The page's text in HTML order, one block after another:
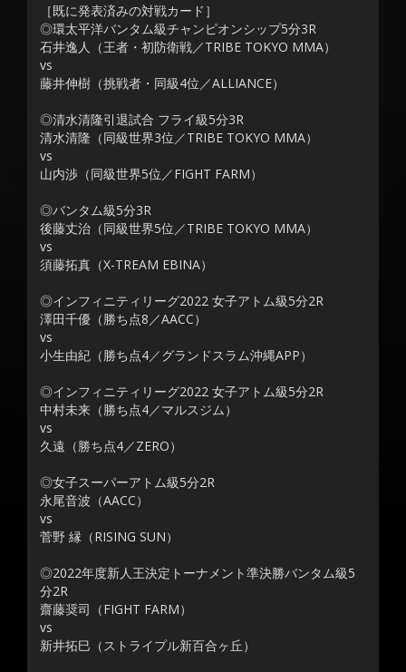
［既に発表済みの対戦カード］
◎環太平洋バンタム級チャンピオンシップ5分3R
石井逸人（王者・初防衛戦／TRIBE TOKYO MMA）
vs
藤井伸樹（挑戦者・同級4位／ALLIANCE）
◎清水清隆引退試合 フライ級5分3R
清水清隆（同級世界3位／TRIBE TOKYO MMA）
vs
山内渉（同級世界5位／FIGHT FARM）
◎バンタム級5分3R
後藤丈治（同級世界5位／TRIBE TOKYO MMA）
vs
須藤拓真（X-TREAM EBINA）
◎インフィニティリーグ2022 女子アトム級5分2R
澤田千優（勝ち点8／AACC）
vs
小生由紀（勝ち点4／グランドスラム沖縄APP）
◎インフィニティリーグ2022 女子アトム級5分2R
中村未来（勝ち点4／マルスジム）
vs
久遠（勝ち点4／ZERO）
◎女子スーパーアトム級5分2R
永尾音波（AACC）
vs
菅野 縁（RISING SUN）
◎2022年度新人王決定トーナメント準決勝バンタム級5
分2R
齋藤奨司（FIGHT FARM）
vs
新井拓巳（ストライプル新百合ヶ丘）